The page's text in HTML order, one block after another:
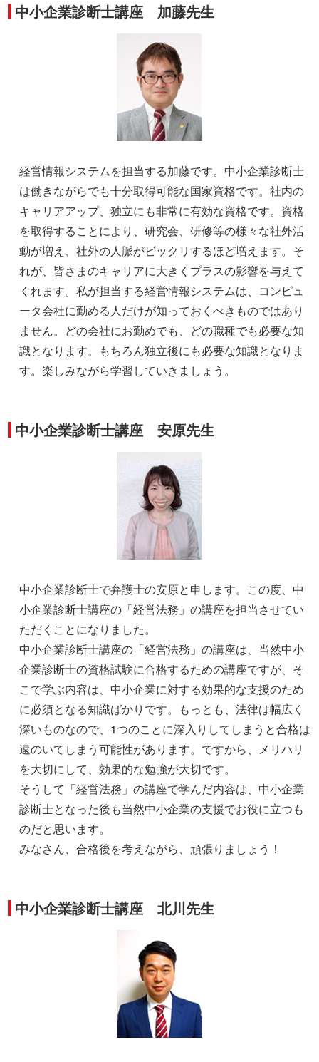
中小企業診断士講座 加藤先生
経営情報システムを担当する加藤です。中小企業診断士
は働きながらでも十分取得可能な国家資格です。社内の
キャリアアップ、独立にも非常に有効な資格です。資格
を取得することにより、研究会、研修等の様々な社外活
動が増え、社外の人脈がビックリするほど増えます。そ
れが、皆さまのキャリアに大きくプラスの影響を与えて
くれます。私が担当する経営情報システムは、コンピュ
ータ会社に勤める人だけが知っておくべきものではあり
ません。どの会社にお勤めでも、どの職種でも必要な知
識となります。もちろん独立後にも必要な知識となりま
す。楽しみながら学習していきましょう。
中小企業診断士講座 安原先生
中小企業診断士で弁護士の安原と申します。この度、中
小企業診断士講座の「経営法務」の講座を担当させてい
ただくことになりました。
中小企業診断士講座の「経営法務」の講座は、当然中小
企業診断士の資格試験に合格するための講座ですが、そ
こで学ぶ内容は、中小企業に対する効果的な支援のため
に必須となる知識ばかりです。もっとも、法律は幅広く
深いものなので、1つのことに深入りしてしまうと合格は
遠のいてしまう可能性があります。ですから、メリハリ
を大切にして、効果的な勉強が大切です。
そうして「経営法務」の講座で学んだ内容は、中小企業
診断士となった後も当然中小企業の支援でお役に立つも
のだと思います。
みなさん、合格後を考えながら、頑張りましょう！
中小企業診断士講座 北川先生